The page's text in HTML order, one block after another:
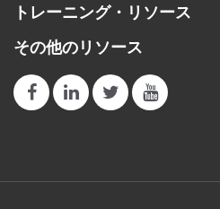
トレーニング・リソース
その他のリソース